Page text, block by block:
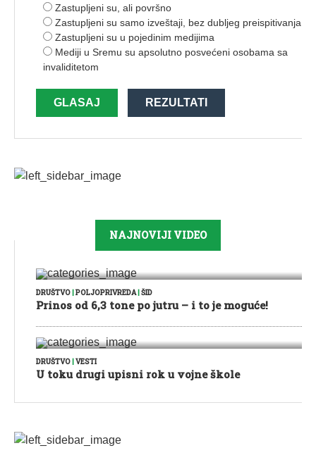
Zastupljeni su, ali površno
Zastupljeni su samo izveštaji, bez dubljeg preispitivanja
Zastupljeni su u pojedinim medijima
Mediji u Sremu su apsolutno posvećeni osobama sa
invaliditetom
GLASAJ REZULTATI
NAJNOVIJI VIDEO
DRUŠTVO POLJOPRIVREDA| ŠID
Prinos od 6,3 tone po jutru – i to je moguće!
DRUŠTVO VESTI
U toku drugi upisni rok u vojne škole